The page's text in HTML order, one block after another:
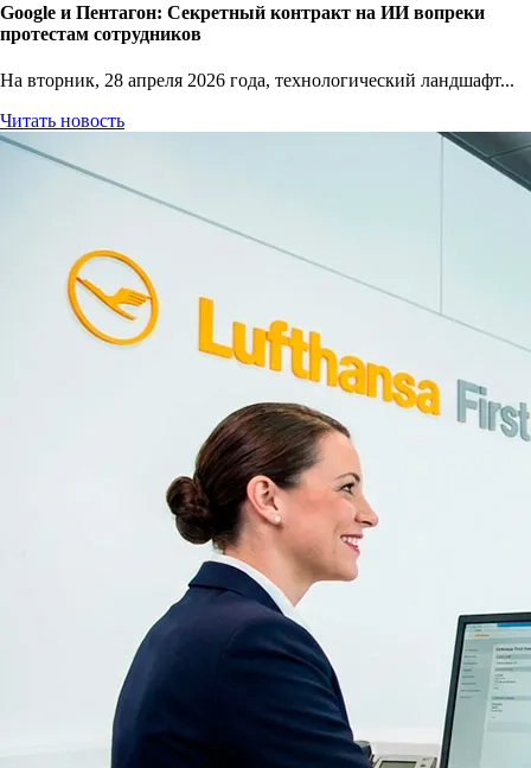
Google и Пентагон: Секретный контракт на ИИ вопреки
протестам сотрудников
На вторник, 28 апреля 2026 года, технологический ландшафт...
Читать новость